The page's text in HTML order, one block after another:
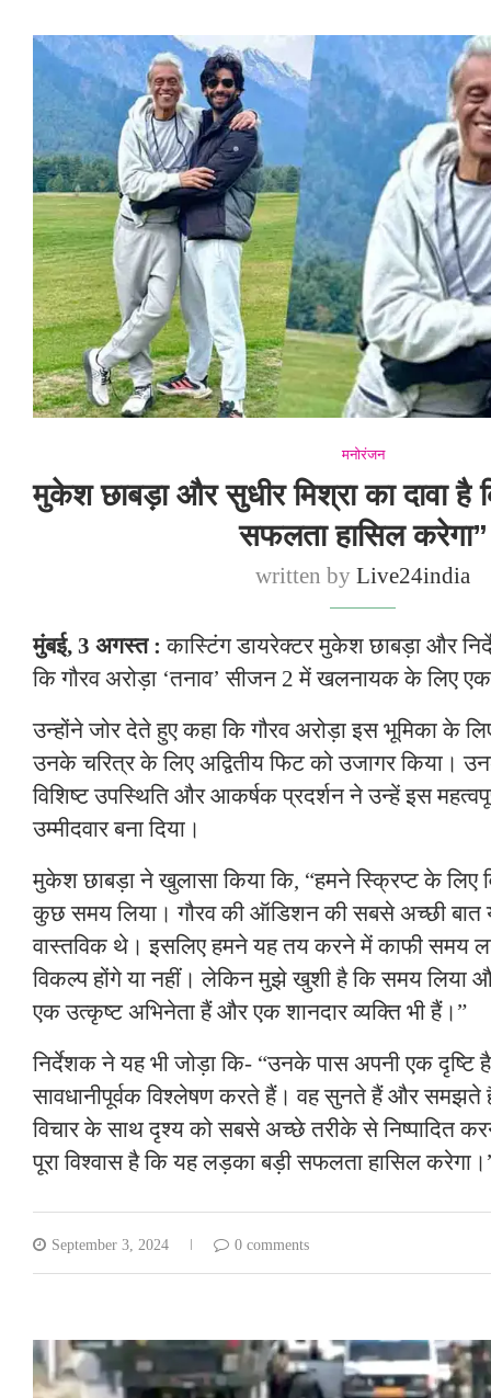
मनोरंजन
मुकेश छाबड़ा और सुधीर मिश्रा का दावा
सफलता हासिल करेगा”
written byLive24india
मुंबई, 3 अगस्त : कास्टिंग डायरेक्टर मुकेश छाबड़ा और
कि गौरव अरोड़ा ‘तनाव’ सीजन 2 में खलनायक के लिए
उन्होंने जोर देते हुए कहा कि गौरव अरोड़ा इस भूमिका के
उनके चरित्र के लिए अद्वितीय फिट को उजागर किया।
विशिष्ट उपस्थिति और आकर्षक प्रदर्शन ने उन्हें इस
उम्मीदवार बना दिया।
मुकेश छाबड़ा ने खुलासा किया कि, “हमने स्क्रिप्ट के
कुछ समय लिया। गौरव की ऑडिशन की सबसे अच्छी बात
वास्तविक थे। इसलिए हमने यह तय करने में काफी समय
विकल्प होंगे या नहीं। लेकिन मुझे खुशी है कि समय लिया
एक उत्कृष्ट अभिनेता हैं और एक शानदार व्यक्ति भी हैं।”
निर्देशक ने यह भी जोड़ा कि- “उनके पास अपनी एक दृष्टि
सावधानीपूर्वक विश्लेषण करते हैं। वह सुनते हैं और
विचार के साथ दृश्य को सबसे अच्छे तरीके से निष्पादित
पूरा विश्वास है कि यह लड़का बड़ी सफलता हासिल
September 3, 2024 0 comments